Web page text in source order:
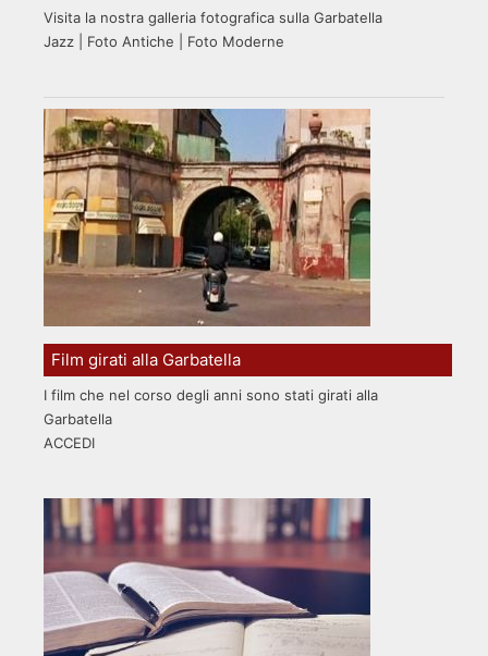
Visita la nostra galleria fotografica sulla Garbatella
Jazz | Foto Antiche | Foto Moderne
Film girati alla Garbatella
I film che nel corso degli anni sono stati girati alla
Garbatella
ACCEDI